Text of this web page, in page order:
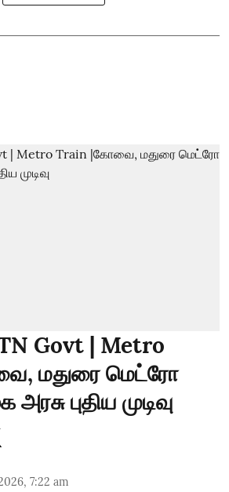
Govt | Metro
மதுரை மெட்ரோ
புதிய முடிவு
7:22 am